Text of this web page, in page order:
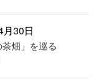
月30日
茶畑」を巡る